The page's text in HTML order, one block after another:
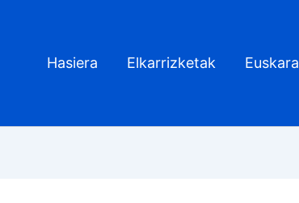
Hasiera Elkarrizketak Euskara